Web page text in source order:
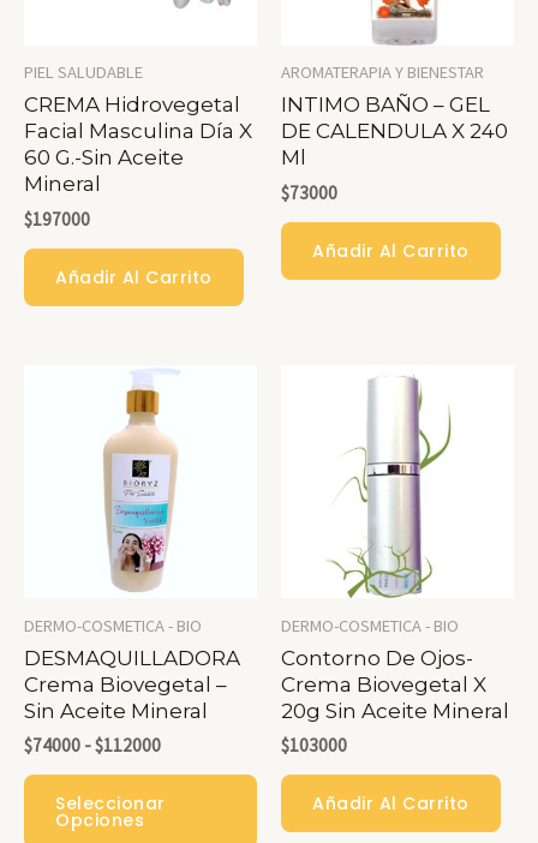
PIEL SALUDABLE
CREMA Hidrovegetal
Facial Masculina Día X
60 G.-Sin Aceite
Mineral
$197000
Añadir Al Carrito
AROMATERAPIA Y BIENESTAR
INTIMO BAÑO – GEL
DE CALENDULA X 240
Ml
$73000
Añadir Al Carrito
DERMO-COSMETICA - BIO
DESMAQUILLADORA
Crema Biovegetal –
Sin Aceite Mineral
$74000 -$112000Rango
Desde
Seleccionar
Opciones
Este
Producto
DERMO-COSMETICA - BIO
Contorno De Ojos-
Crema Biovegetal X
20g Sin Aceite Mineral
$103000
Añadir Al Carrito